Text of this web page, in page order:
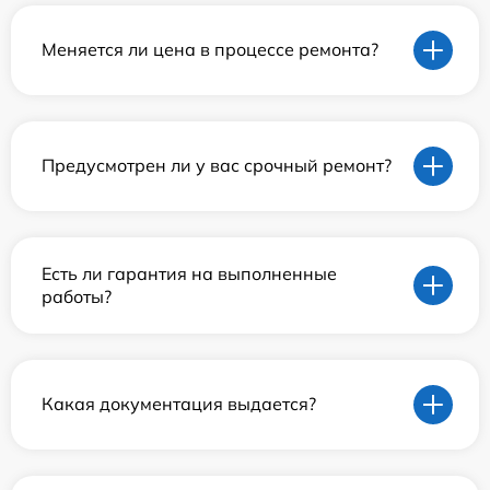
Меняется ли цена в процессе ремонта?
Предусмотрен ли у вас срочный ремонт?
Есть ли гарантия на выполненные
работы?
Какая документация выдается?